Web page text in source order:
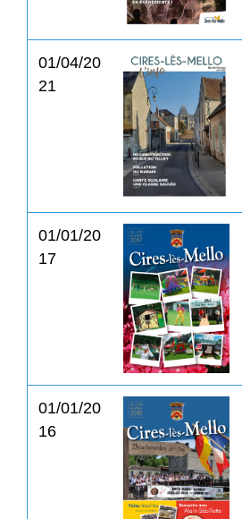
01/04/20
21
01/01/20
17
01/01/20
16